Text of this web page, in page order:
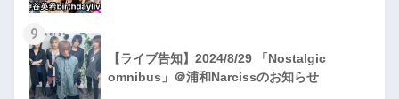
9
【ライブ告知】2024/8/29 「Nostalgic
omnibus」＠浦和Narcissのお知らせ